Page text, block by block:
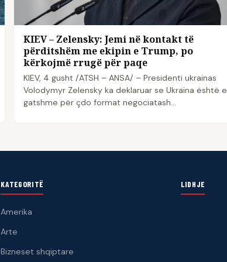
KIEV – Zelensky: Jemi në kontakt të
përditshëm me ekipin e Trump, po
kërkojmë rrugë për paqe
KIEV, 4 gusht /ATSH – ANSA/ – Presidenti ukrainas
Volodymyr Zelensky ka deklaruar se Ukraina është e
gatshme për çdo format negociatash…
KATEGORITË
Amerika
Arte
Bizneset shqiptare
LIDHJE